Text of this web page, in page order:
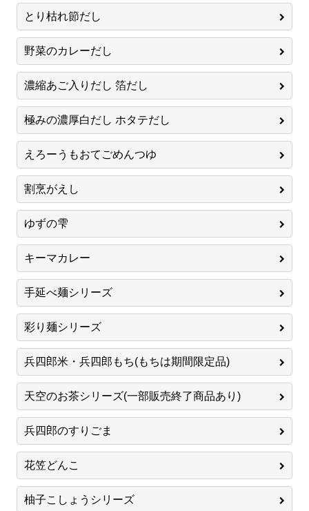
とり枯れ節だし
野菜のカレーだし
濃縮あご入りだし 箔だし
極みの濃厚白だし ホタテだし
えろーうもおてごめんつゆ
割烹がえし
ゆずの雫
キーマカレー
手延べ麺シリーズ
彩り麺シリーズ
兵四郎米・兵四郎もち(もちは期間限定品)
天空のお茶シリーズ(一部販売終了商品あり)
兵四郎のすりごま
花笠どんこ
柚子こしょうシリーズ